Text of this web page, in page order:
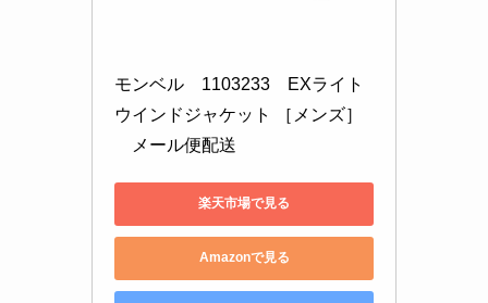
モンベル　1103233　EXライト
ウインドジャケット ［メンズ］
メール便配送
楽天市場で見る
Amazonで見る